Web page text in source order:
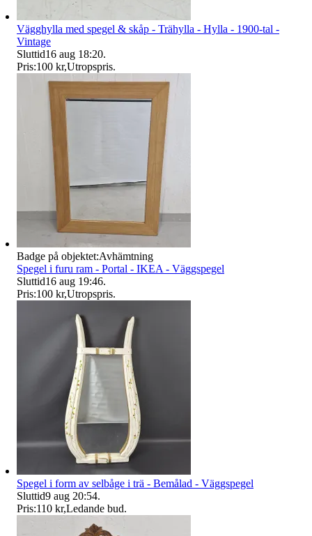
Vägghylla med spegel & skåp - Trähylla - Hylla - 1900-tal -
Vintage
Sluttid16 aug 18:20.
Pris:100 kr,Utropspris.
Badge på objektet:Avhämtning
Spegel i furu ram - Portal - IKEA - Väggspegel
Sluttid16 aug 19:46.
Pris:100 kr,Utropspris.
Spegel i form av selbåge i trä - Bemålad - Väggspegel
Sluttid9 aug 20:54.
Pris:110 kr,Ledande bud.